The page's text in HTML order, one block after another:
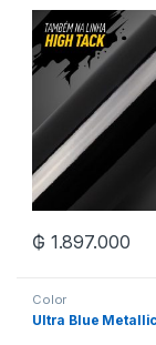
₲ 1.897.000
Color
Ultra Blue